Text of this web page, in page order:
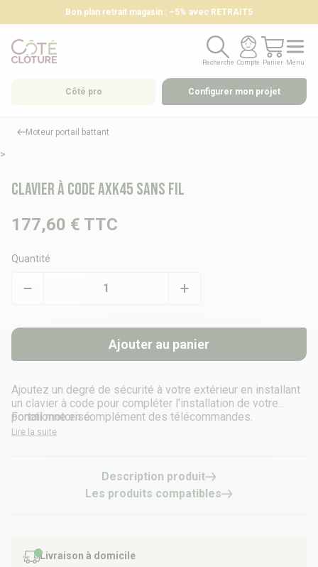
Bon plan retrait magasin : –5% avec RETRAIT5
Recherche
Recherche
Compte
Compte
Panier
Panier
Menu
Menu
Côté pro Configurer mon projet
Moteur portail battant
Clavier à code AXK45 sans fil
>
177,60 € TTC
Quantité
Ajouter au panier
Ajoutez un degré de sécurité à votre extérieur en installant
un clavier à code pour compléter l'installation de votre
portail motorisé.
Fonctionne en complément des télécommandes.
Lire la suite
Description produit
Les produits compatibles
Livraison à domicile